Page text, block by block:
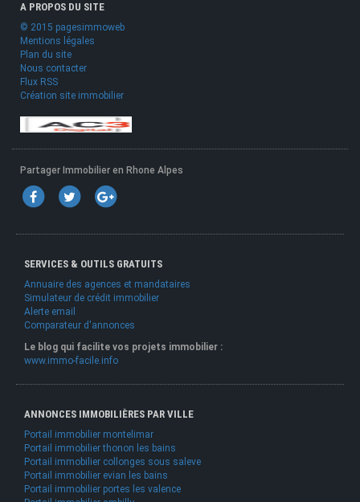
A PROPOS DU SITE
© 2015 pagesimmoweb
Mentions légales
Plan du site
Nous contacter
Flux RSS
Création site immobilier
Partager Immobilier en Rhone Alpes
SERVICES & OUTILS GRATUITS
Annuaire des agences et mandataires
Simulateur de crédit immobilier
Alerte email
Comparateur d'annonces
Le blog qui facilite vos projets immobilier :
www.immo-facile.info
ANNONCES IMMOBILIÈRES PAR VILLE
Portail immobilier montelimar
Portail immobilier thonon les bains
Portail immobilier collonges sous saleve
Portail immobilier evian les bains
Portail immobilier portes les valence